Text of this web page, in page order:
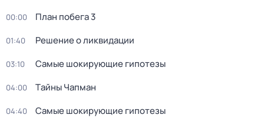
00:00 План побега 3
01:40 Решение о ликвидации
03:10 Самые шoкиpующие гипотезы
04:00 Тaйны Чапман
04:40 Самые шoкиpующие гипотезы